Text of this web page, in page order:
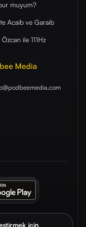
için
muyum?
Acaib ve Garaib
Özcan ile 111Hz
Media
.com